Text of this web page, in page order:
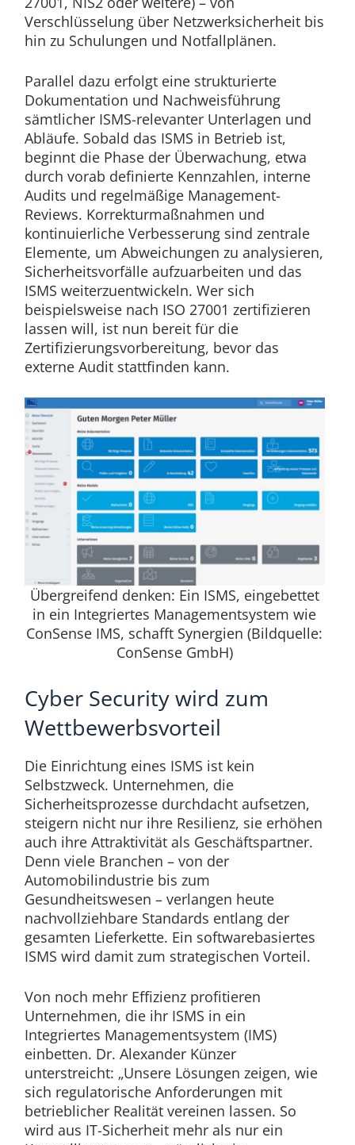
Verschlüsselung über Netzwerksicherheit bis
hin zu Schulungen und Notfallplänen.
Parallel dazu erfolgt eine strukturierte
Dokumentation und Nachweisführung
sämtlicher ISMS-relevanter Unterlagen und
Abläufe. Sobald das ISMS in Betrieb ist,
beginnt die Phase der Überwachung, etwa
durch vorab definierte Kennzahlen, interne
Audits und regelmäßige Management-
Reviews. Korrekturmaßnahmen und
kontinuierliche Verbesserung sind zentrale
Elemente, um Abweichungen zu analysieren,
Sicherheitsvorfälle aufzuarbeiten und das
ISMS weiterzuentwickeln. Wer sich
beispielsweise nach ISO 27001 zertifizieren
lassen will, ist nun bereit für die
Zertifizierungsvorbereitung, bevor das
externe Audit stattfinden kann.
Übergreifend denken: Ein ISMS, eingebettet
in ein Integriertes Managementsystem wie
ConSense IMS, schafft Synergien (Bildquelle:
ConSense GmbH)
Cyber Security wird zum
Wettbewerbsvorteil
Die Einrichtung eines ISMS ist kein
Selbstzweck. Unternehmen, die
Sicherheitsprozesse durchdacht aufsetzen,
steigern nicht nur ihre Resilienz, sie erhöhen
auch ihre Attraktivität als Geschäftspartner.
Denn viele Branchen – von der
Automobilindustrie bis zum
Gesundheitswesen – verlangen heute
nachvollziehbare Standards entlang der
gesamten Lieferkette. Ein softwarebasiertes
ISMS wird damit zum strategischen Vorteil.
Von noch mehr Effizienz profitieren
Unternehmen, die ihr ISMS in ein
Integriertes Managementsystem (IMS)
einbetten. Dr. Alexander Künzer
unterstreicht: „Unsere Lösungen zeigen, wie
sich regulatorische Anforderungen mit
betrieblicher Realität vereinen lassen. So
wird aus IT-Sicherheit mehr als nur ein